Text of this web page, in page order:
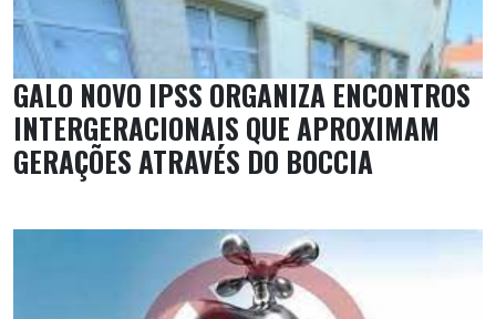
GALO NOVO IPSS ORGANIZA ENCONTROS
INTERGERACIONAIS QUE APROXIMAM
GERAÇÕES ATRAVÉS DO BOCCIA